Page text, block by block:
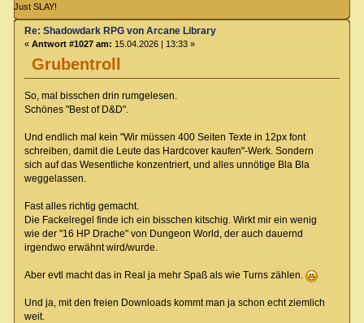
Just SLAY!
Grubentroll
Re: Shadowdark RPG von Arcane Library
« Antwort #1027 am: 15.04.2026 | 13:33 »
So, mal bisschen drin rumgelesen.
Schönes "Best of D&D".
Und endlich mal kein "Wir müssen 400 Seiten Texte in 12px font
schreiben, damit die Leute das Hardcover kaufen"-Werk. Sondern
sich auf das Wesentliche konzentriert, und alles unnötige Bla Bla
weggelassen.
Fast alles richtig gemacht.
Die Fackelregel finde ich ein bisschen kitschig. Wirkt mir ein wenig
wie der "16 HP Drache" von Dungeon World, der auch dauernd
irgendwo erwähnt wird/wurde.
Aber evtl macht das in Real ja mehr Spaß als wie Turns zählen.
Und ja, mit den freien Downloads kommt man ja schon echt ziemlich
weit.